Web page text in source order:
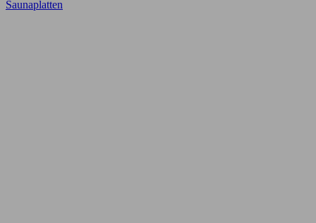
Saunaplatten